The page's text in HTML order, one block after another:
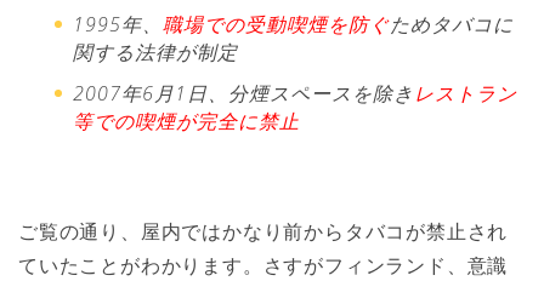
1995年、 職場での受動喫煙を防ぐためタバコに
関する法律が制定
2007年6月1日、分煙スペースを除きレストラン
等での喫煙が完全に禁止
ご覧の通り、屋内ではかなり前からタバコが禁止され
ていたことがわかります。さすがフィンランド、意識